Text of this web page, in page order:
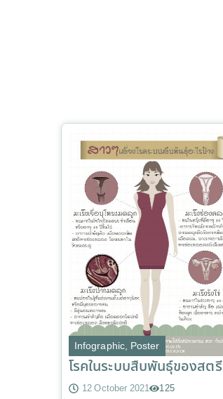
Infographic, Poster
โรคในระบบสืบพันธุ์ของสตรี
12 October 2021 125